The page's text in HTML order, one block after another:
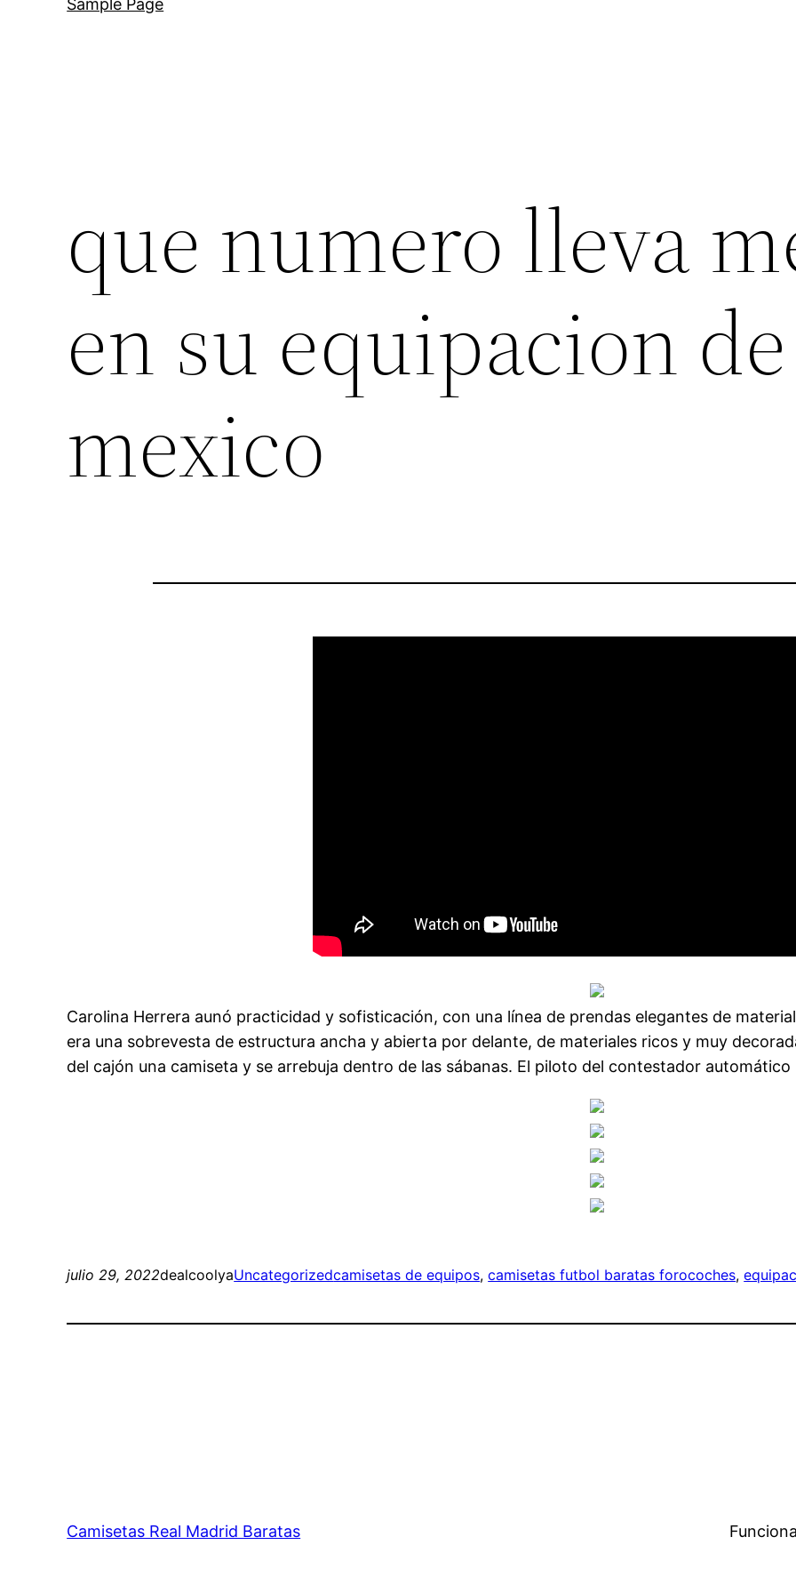
Sample Page
que numero lleva
en su equipacion de
mexico
Carolina Herrera aunó practicidad y sofisticación, con una línea de prendas elegantes de
era una sobrevesta de estructura ancha y abierta por delante, de materiales ricos y muy
del cajón una camiseta y se arrebuja dentro de las sábanas. El piloto del contestador automático
julio 29, 2022dealcoolyaUncategorizedcamisetas de equipos, camisetas futbol baratas forocoches,
Camisetas Real Madrid Baratas